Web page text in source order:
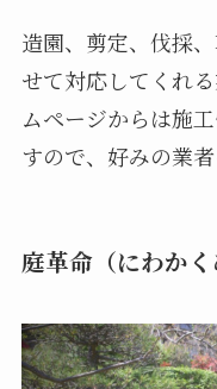
造園、剪定、伐採
せて対応してくれ
ムページからは施
すので、好みの業
庭革命（にわかく